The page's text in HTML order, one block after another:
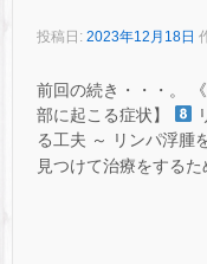
投稿日: 2023年12月18日
前回の続き・・・。
部に起こる症状】
る工夫 ～ リンパ浮腫
見つけて治療をする